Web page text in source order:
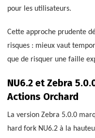
pour les utilisateurs.
Cette approche prudente
risques : mieux vaut
que de risquer une faille
NU6.2 et Zebra
Actions Orchard
La version Zebra 5.0.0
hard fork NU6.2 à la